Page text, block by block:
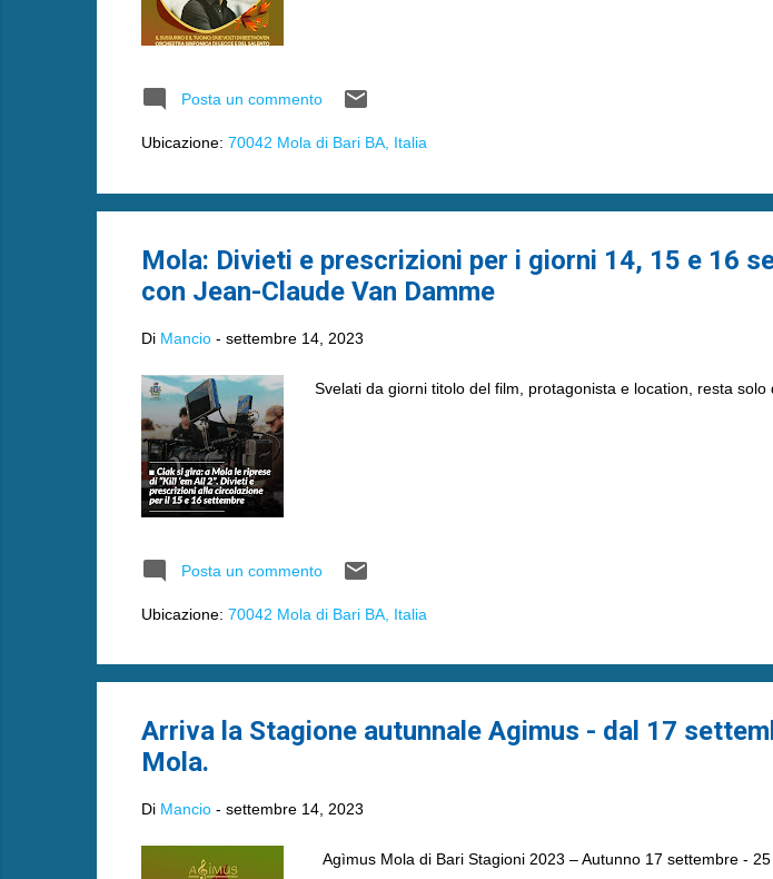
Posta un commento
Ubicazione: 70042 Mola di Bari BA, Italia
Mola: Divieti e prescrizioni per i giorni 14, 15 e 16
con Jean-Claude Van Damme
Di Mancio - settembre 14, 2023
Svelati da giorni titolo del film, protagonista e location, resta solo
Posta un commento
Ubicazione: 70042 Mola di Bari BA, Italia
Arriva la Stagione autunnale Agimus - dal 17
Mola.
Di Mancio - settembre 14, 2023
Agìmus Mola di Bari Stagioni 2023 – Autunno 17 settembre -